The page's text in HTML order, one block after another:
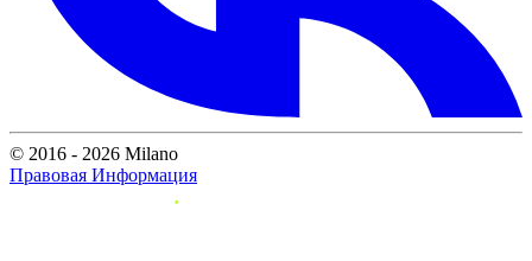
© 2016 - 2026 Milano
Правовая Информация